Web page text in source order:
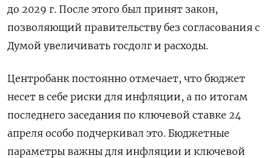
до 2029 г. После этого был принят закон,
позволяющий правительству без согласования с
Думой увеличивать госдолг и расходы.
Центробанк постоянно отмечает, что бюджет
несет в себе риски для инфляции, а по итогам
последнего заседания по ключевой ставке 24
апреля особо подчеркивал это. Бюджетные
параметры важны для инфляции и ключевой